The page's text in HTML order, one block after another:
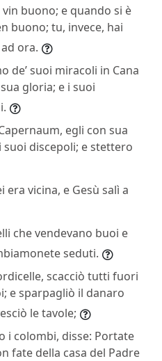
buono; e quando si è
buono; tu, invece, hai
ora.
de’ suoi miracoli in Cana
gloria; e i suoi
egli con sua
suoi discepoli; e stettero
era vicina, e Gesù salì a
che vendevano buoi e
seduti.
scacciò tutti fuori
e sparpagliò il danaro
le tavole;
i colombi, disse: Portate
fate della casa del Padre